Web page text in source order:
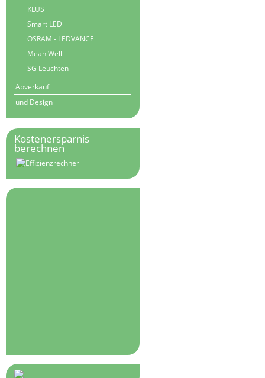
KLUS
Smart LED
OSRAM - LEDVANCE
Mean Well
SG Leuchten
Abverkauf
und Design
Kostenersparnis
berechnen